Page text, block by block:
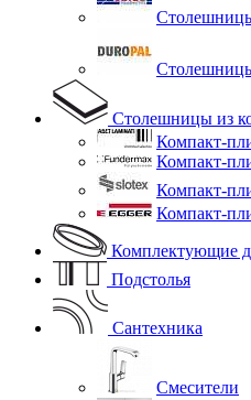
Столешницы из
Компакт-
Компакт-
Компакт-
Компакт-
Комплектующие
Подстолья
Сантехника
Смесители